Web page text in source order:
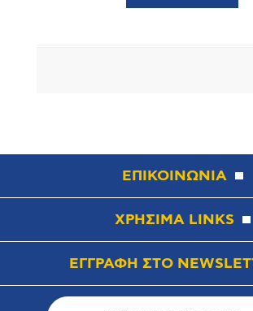
ΕΠΙΚΟΙΝΩΝΙΑ
ΧΡΗΣΙΜΑ LINKS
ΕΓΓΡΑΦΗ ΣΤΟ